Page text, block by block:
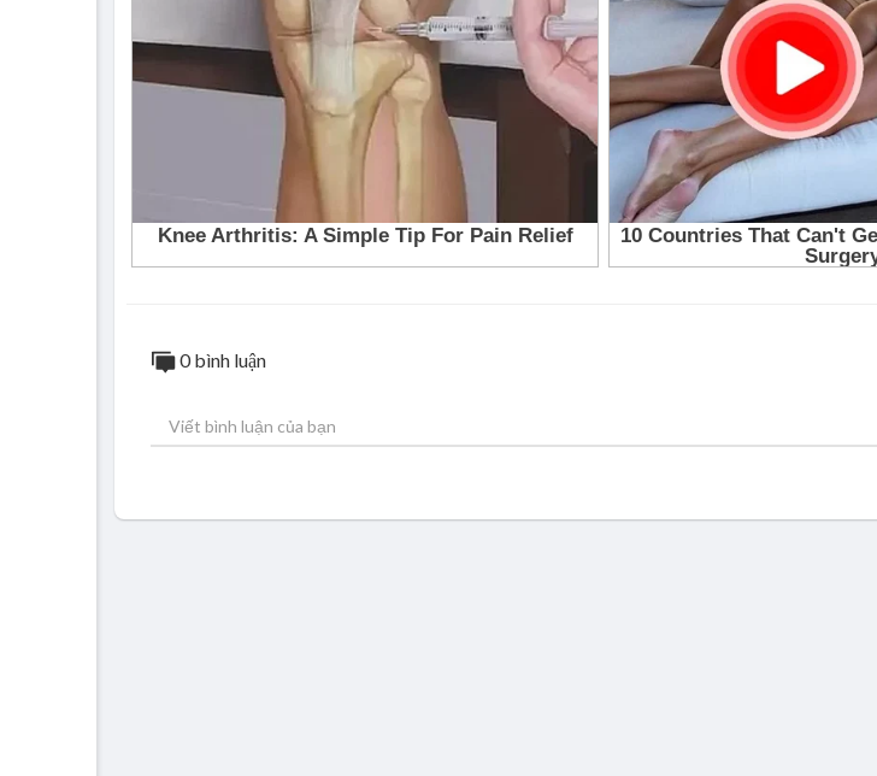
0 bình luận